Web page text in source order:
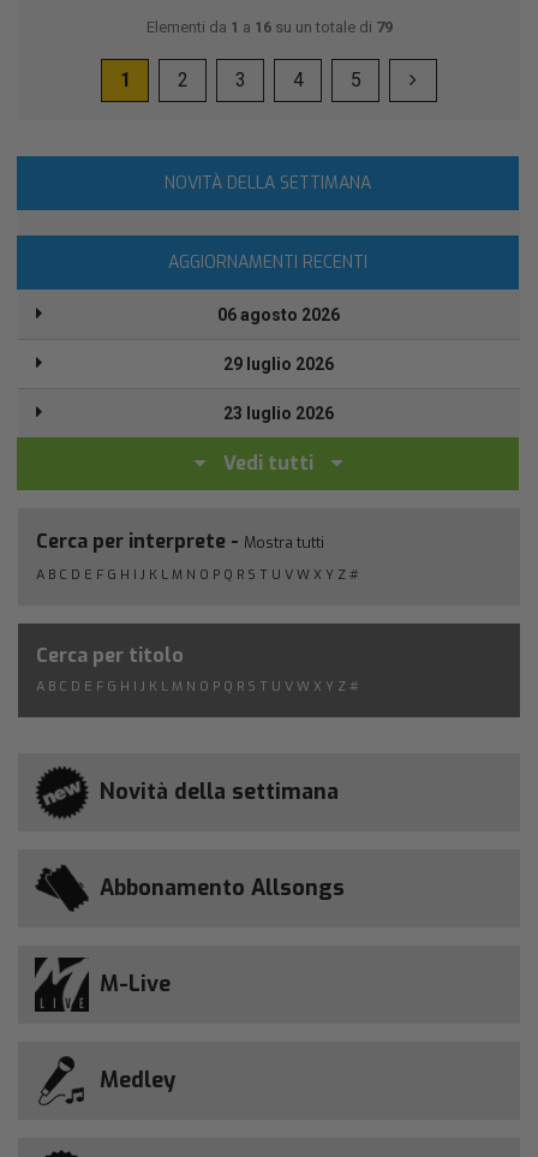
Elementi da 1 a 16su un totale di 79
1 2 3 4 5
NOVITÀ DELLA SETTIMANA
AGGIORNAMENTI RECENTI
06 agosto 2026
29 luglio 2026
23 luglio 2026
Vedi tutti
Cerca per interprete - Mostra tutti
A B C D E F G H I J K L M N O P Q R S T U V W X Y Z #
Cerca per titolo
A B C D E F G H I J K L M N O P Q R S T U V W X Y Z #
Novità della settimana
Abbonamento Allsongs
M-Live
Medley